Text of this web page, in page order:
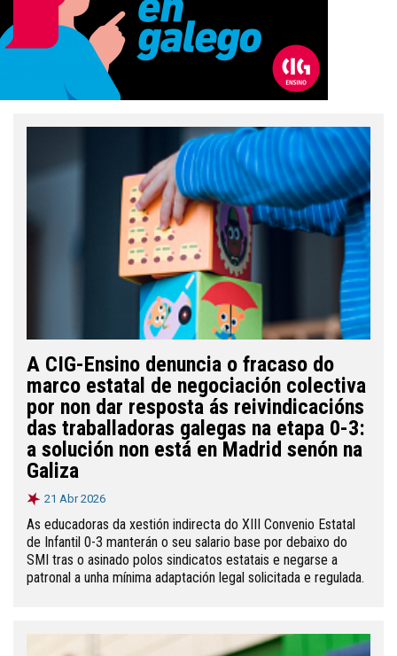
A CIG-Ensino denuncia o fracaso do
marco estatal de negociación colectiva
por non dar resposta ás reivindicacións
das traballadoras galegas na etapa 0-3:
a solución non está en Madrid senón na
Galiza
21 Abr 2026
As educadoras da xestión indirecta do XIII Convenio Estatal
de Infantil 0-3 manterán o seu salario base por debaixo do
SMI tras o asinado polos sindicatos estatais e negarse a
patronal a unha mínima adaptación legal solicitada e regulada.